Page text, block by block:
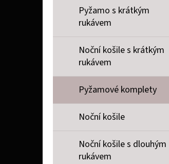
Pyžamo s krátkým
rukávem
Noční košile s krátkým
rukávem
Pyžamové komplety
Noční košile
Noční košile s dlouhým
rukávem